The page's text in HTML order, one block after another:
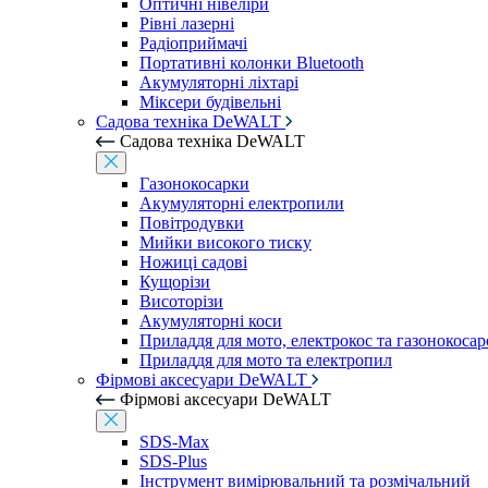
Оптичні нівеліри
Рівні лазерні
Радіоприймачі
Портативні колонки Bluetooth
Акумуляторні ліхтарі
Міксери будівельні
Садова техніка DeWALT
Садова техніка DeWALT
Газонокосарки
Акумуляторні електропили
Повітродувки
Мийки високого тиску
Ножиці садові
Кущорізи
Висоторізи
Акумуляторні коси
Приладдя для мото, електрокос та
Приладдя для мото та електропил
Фірмові аксесуари DeWALT
Фірмові аксесуари DeWALT
SDS-Max
SDS-Plus
Інструмент вимірювальний та розмічальний